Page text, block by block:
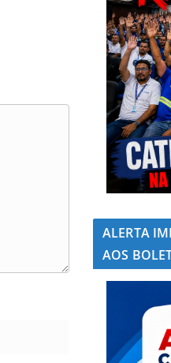
ALERTA
AOS